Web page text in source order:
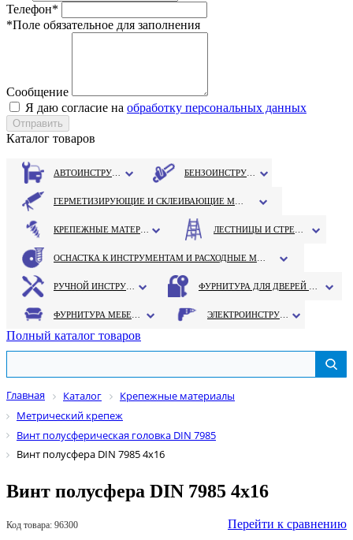
Телефон*
*Поле обязательное для заполнения
Сообщение
Я даю согласие на обработку персональных данных
Каталог товаров
Полный каталог товаров
Главная Каталог
Крепежные материалы
Метрический крепеж
Винт полусферическая головка DIN 7985
Винт полусфера DIN 7985 4х16
Винт полусфера DIN 7985 4х16
Код товара: 96300 Перейти к сравнению